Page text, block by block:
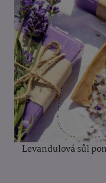
Levandulová sůl